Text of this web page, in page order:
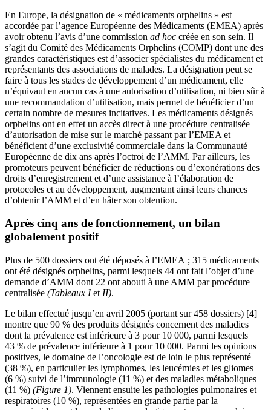
En Europe, la désignation de « médicaments orphelins » est
accordée par l’agence Européenne des Médicaments (EMEA) après
avoir obtenu l’avis d’une commission ad hoc créée en son sein. Il
s’agit du Comité des Médicaments Orphelins (COMP) dont une des
grandes caractéristiques est d’associer spécialistes du médicament et
représentants des associations de malades. La désignation peut se
faire à tous les stades de développement d’un médicament, elle
n’équivaut en aucun cas à une autorisation d’utilisation, ni bien sûr à
une recommandation d’utilisation, mais permet de bénéficier d’un
certain nombre de mesures incitatives. Les médicaments désignés
orphelins ont en effet un accès direct à une procédure centralisée
d’autorisation de mise sur le marché passant par l’EMEA et
bénéficient d’une exclusivité commerciale dans la Communauté
Européenne de dix ans après l’octroi de l’AMM. Par ailleurs, les
promoteurs peuvent bénéficier de réductions ou d’exonérations des
droits d’enregistrement et d’une assistance à l’élaboration de
protocoles et au développement, augmentant ainsi leurs chances
d’obtenir l’AMM et d’en hâter son obtention.
Après cinq ans de fonctionnement, un bilan
globalement positif
Plus de 500 dossiers ont été déposés à l’EMEA ; 315 médicaments
ont été désignés orphelins, parmi lesquels 44 ont fait l’objet d’une
demande d’AMM dont 22 ont abouti à une AMM par procédure
centralisée (Tableaux Iet II).
Le bilan effectué jusqu’en avril 2005 (portant sur 458 dossiers) [4]
montre que 90 % des produits désignés concernent des maladies
dont la prévalence est inférieure à 3 pour 10 000, parmi lesquels
43 % de prévalence inférieure à 1 pour 10 000. Parmi les opinions
positives, le domaine de l’oncologie est de loin le plus représenté
(38 %), en particulier les lymphomes, les leucémies et les gliomes
(6 %) suivi de l’immunologie (11 %) et des maladies métaboliques
(11 %) (Figure 1). Viennent ensuite les pathologies pulmonaires et
respiratoires (10 %), représentées en grande partie par la